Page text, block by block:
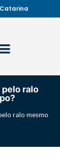
ralo
ralo mesmo